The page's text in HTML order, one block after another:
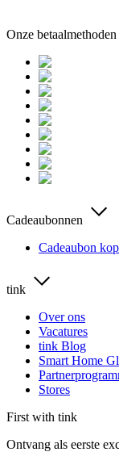
Onze betaalmethoden
Cadeaubonnen
Cadeaubon
tink
Over ons
Vacatures
tink Blog
Smart Home
Stores
First with tink
Ontvang als eerste